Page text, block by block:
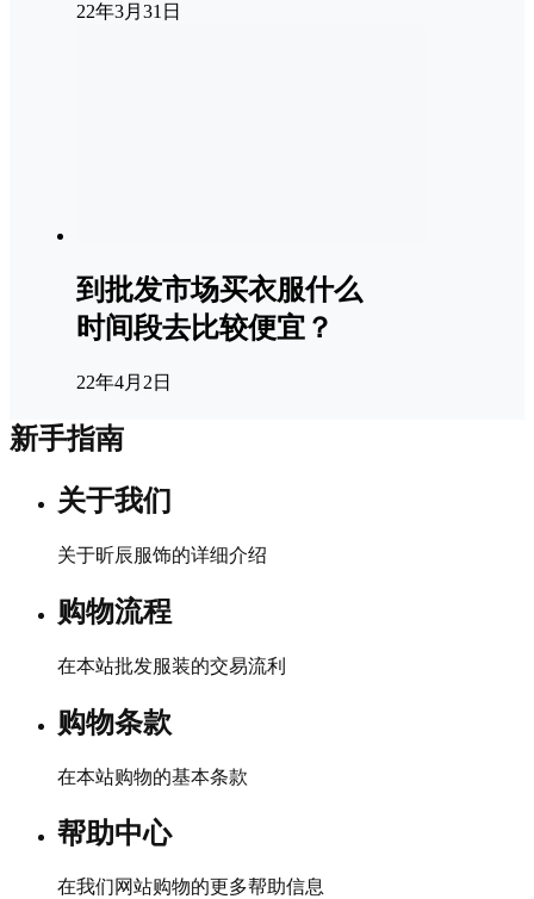
22年3月31日
到批发市场买衣服什么
时间段去比较便宜？
22年4月2日
新手指南
关于我们
关于昕辰服饰的详细介绍
购物流程
在本站批发服装的交易流利
购物条款
在本站购物的基本条款
帮助中心
在我们网站购物的更多帮助信息